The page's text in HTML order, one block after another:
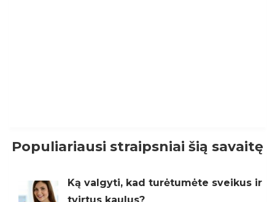
Populiariausi straipsniai šią savaitę
Ką valgyti, kad turėtumėte sveikus ir